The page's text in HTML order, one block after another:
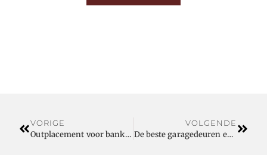
VORIGE
Outplacement voor bankmedewerkers in België
VOLGENDE
De beste garagedeuren en bedrijfsdeuren, volledig naar uw wens